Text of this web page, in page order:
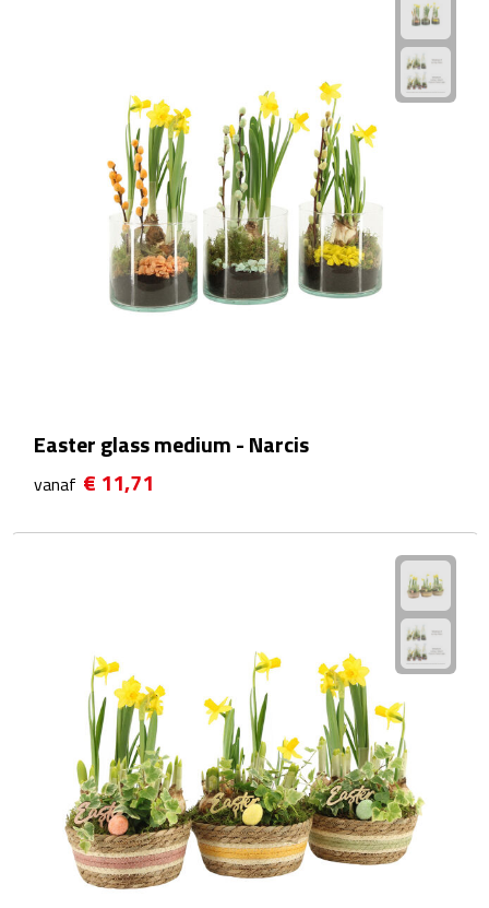
Glazen & karaffen
Dubbelwandige glazen
Champagneglazen
Cocktailglazen
Schoteltjes
Thermossets
Kantoor & Zakelijk
Agenda's & Kalenders
Easter glass medium - Narcis
vanaf € 11,71